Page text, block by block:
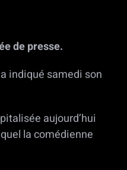
de presse.
indiqué samedi son
aujourd’hui
la comédienne